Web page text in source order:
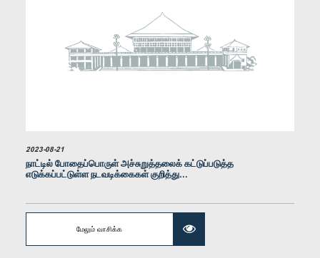
கௌரவ உபுல் மஹேந்திர ராஜபக்ஷ, பா.உ.
உறுப்பினர்
கௌரவ தவராஜா கலை அரசன், பா.உ.
உறுப்பினர்
2023-08-21
நாட்டில் போதைப்பொருள் அச்சுறுத்தலைக் கட்டுப்படுத்த
எடுக்கப்பட்டுள்ள நடவடிக்கைகள் குறித்து...
மேலும் வாசிக்க